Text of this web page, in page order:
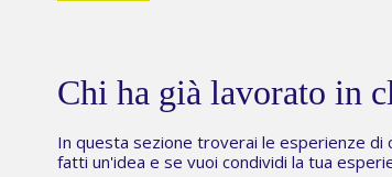
Chi ha già lavorato in
In questa sezione troverai le esperienze
fatti un'idea e se vuoi condividi la tua